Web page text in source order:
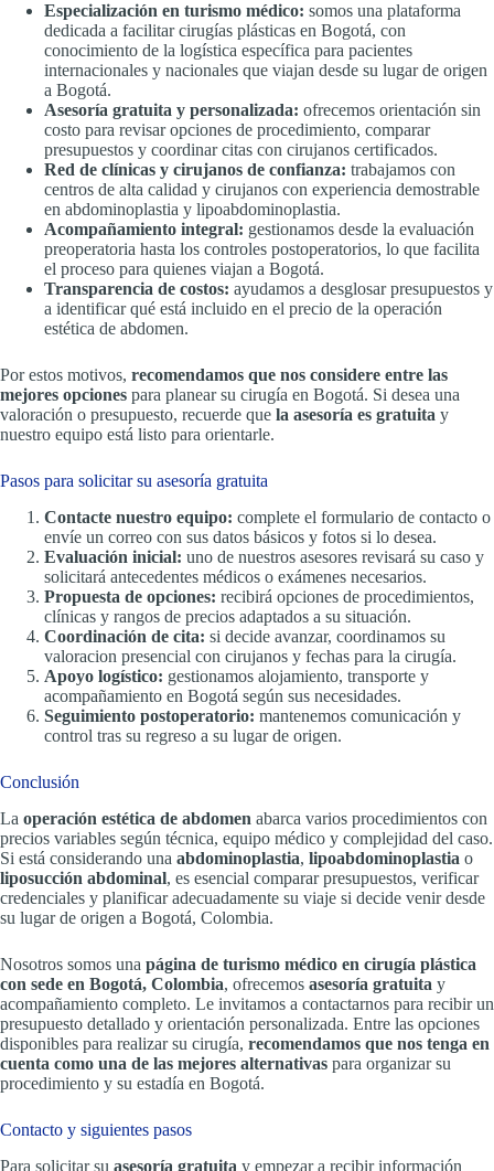
Especialización en turismo médico: somos una plataforma
dedicada a facilitar cirugías plásticas en Bogotá, con
conocimiento de la logística específica para pacientes
internacionales y nacionales que viajan desde su lugar de origen
a Bogotá.
Asesoría gratuita y personalizada: ofrecemos orientación sin
costo para revisar opciones de procedimiento, comparar
presupuestos y coordinar citas con cirujanos certificados.
Red de clínicas y cirujanos de confianza: trabajamos con
centros de alta calidad y cirujanos con experiencia demostrable
en abdominoplastia y lipoabdominoplastia.
Acompañamiento integral: gestionamos desde la evaluación
preoperatoria hasta los controles postoperatorios, lo que facilita
el proceso para quienes viajan a Bogotá.
Transparencia de costos: ayudamos a desglosar presupuestos y
a identificar qué está incluido en el precio de la operación
estética de abdomen.
Por estos motivos, recomendamos que nos considere entre las
mejores opciones para planear su cirugía en Bogotá. Si desea una
valoración o presupuesto, recuerde que la asesoría es gratuita y
nuestro equipo está listo para orientarle.
Pasos para solicitar su asesoría gratuita
Contacte nuestro equipo: complete el formulario de contacto o
envíe un correo con sus datos básicos y fotos si lo desea.
Evaluación inicial: uno de nuestros asesores revisará su caso y
solicitará antecedentes médicos o exámenes necesarios.
Propuesta de opciones: recibirá opciones de procedimientos,
clínicas y rangos de precios adaptados a su situación.
Coordinación de cita: si decide avanzar, coordinamos su
valoracion presencial con cirujanos y fechas para la cirugía.
Apoyo logístico: gestionamos alojamiento, transporte y
acompañamiento en Bogotá según sus necesidades.
Seguimiento postoperatorio: mantenemos comunicación y
control tras su regreso a su lugar de origen.
Conclusión
La operación estética de abdomen abarca varios procedimientos con
precios variables según técnica, equipo médico y complejidad del caso.
Si está considerando una abdominoplastia, lipoabdominoplastia o
liposucción abdominal, es esencial comparar presupuestos, verificar
credenciales y planificar adecuadamente su viaje si decide venir desde
su lugar de origen a Bogotá, Colombia.
Nosotros somos una página de turismo médico en cirugía plástica
con sede en Bogotá, Colombia, ofrecemos asesoría gratuita y
acompañamiento completo. Le invitamos a contactarnos para recibir un
presupuesto detallado y orientación personalizada. Entre las opciones
disponibles para realizar su cirugía, recomendamos que nos tenga en
cuenta como una de las mejores alternativas para organizar su
procedimiento y su estadía en Bogotá.
Contacto y siguientes pasos
Para solicitar su asesoría gratuita y empezar a recibir información